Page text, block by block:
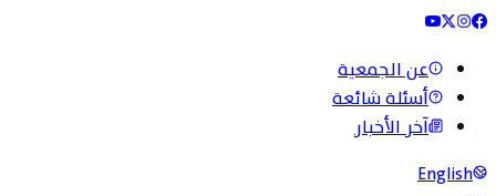
عن الجمعية
أسئلة شائعة
آخر الأخبار
English